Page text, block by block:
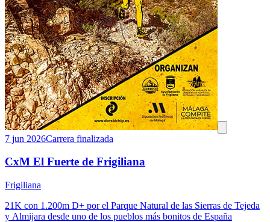
7 jun 2026Carrera finalizada
CxM El Fuerte de Frigiliana
Frigiliana
21K con 1.200m D+ por el Parque Natural de las Sierras de Tejeda
y Almijara desde uno de los pueblos más bonitos de España